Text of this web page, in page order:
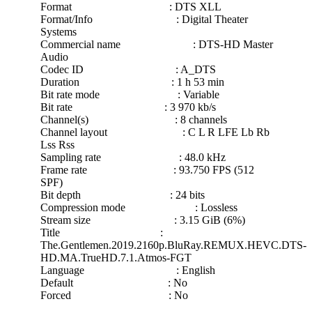
Format : DTS XLL
Format/Info : Digital Theater
Systems
Commercial name : DTS-HD Master
Audio
Codec ID : A_DTS
Duration : 1 h 53 min
Bit rate mode : Variable
Bit rate : 3 970 kb/s
Channel(s) : 8 channels
Channel layout : C L R LFE Lb Rb
Lss Rss
Sampling rate : 48.0 kHz
Frame rate : 93.750 FPS (512
SPF)
Bit depth : 24 bits
Compression mode : Lossless
Stream size : 3.15 GiB (6%)
Title :
The.Gentlemen.2019.2160p.BluRay.REMUX.HEVC.DTS-
HD.MA.TrueHD.7.1.Atmos-FGT
Language : English
Default : No
Forced : No